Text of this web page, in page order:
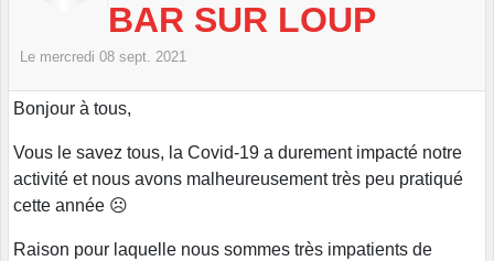
BAR SUR LOUP
Le mercredi 08 sept. 2021
Bonjour à tous,
Vous le savez tous, la Covid-19 a durement impacté notre
activité et nous avons malheureusement très peu pratiqué
cette année ☹
Raison pour laquelle nous sommes très impatients de